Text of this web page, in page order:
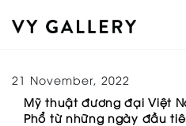
21 November, 2022
Mỹ thuật đương đại Việt
Phổ từ những ngày đầu